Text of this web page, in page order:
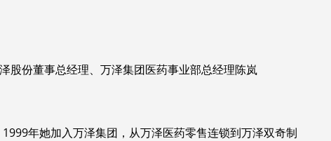
股份董事总经理、万泽集团医药事业部总经理陈岚
年她加入万泽集团，从万泽医药零售连锁到万泽双奇制